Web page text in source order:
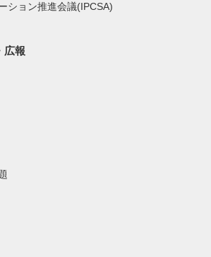
ション推進会議(IPCSA)
広報